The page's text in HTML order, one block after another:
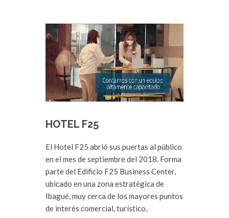
HOTEL F25
El Hotel F25 abrió sus puertas al público
en el mes de septiembre del 2018. Forma
parte del Edificio F25 Business Center,
ubicado en una zona estratégica de
Ibagué, muy cerca de los mayores puntos
de interés comercial, turístico,